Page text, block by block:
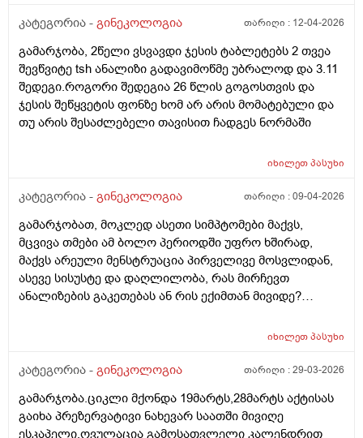
კატეგორია - გინეკოლოგია თარიღი : 12-04-2026
გამარჯობა, 2წელი ვსვავდი ჯესის ტაბლეტებს 2 თვეა
შევწვიტე tsh ანალიზი გადავიმოწმე უბრალოდ და 3.11
შედეგი.როგორი შედეგია 26 წლის გოგოსთვის და
ჯესის შეწყვეტის ფონზე ხომ არ არის მომატებული და
თუ არის შესაძლებელი თავისით ჩადგეს ნორმაში
იხილეთპასუხი
კატეგორია - გინეკოლოგია თარიღი :09-04-2026
გამარჯობათ, მოკლედ ასეთი სიმპტომები მაქვს,
მცვივა თმები ამ ბოლო პერიოდში უფრო ხშირად,
მაქვს არეული მენსტრუაცია პირველივე მოსვლიდან,
ასევე სისუსტე და დაღლილობა, რას მირჩევთ
ანალიზების გაკეთებას ან რის ექიმთან მივიდე?
იხილეთპასუხი
კატეგორია - გინეკოლოგია თარიღი :29-03-2026
გამარჯობა.ციკლი მქონდა 19მარტს,28მარტს აქტისას
გაიხა პრეზერვატივი ნახევარ საათში მივიღე
ესკაპელი.ოვულაცია გამოსათვლელი კალენდრით